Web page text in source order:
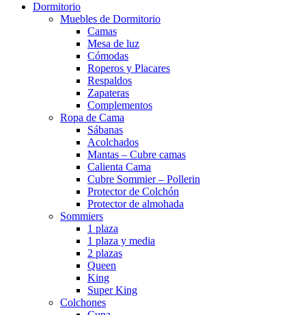
Dormitorio
Muebles de Dormitorio
Camas
Mesa de luz
Cómodas
Roperos y Placares
Respaldos
Zapateras
Complementos
Ropa de Cama
Sábanas
Acolchados
Mantas – Cubre camas
Calienta Cama
Cubre Sommier – Pollerin
Protector de Colchón
Protector de almohada
Sommiers
1 plaza
1 plaza y media
2 plazas
Queen
King
Super King
Colchones